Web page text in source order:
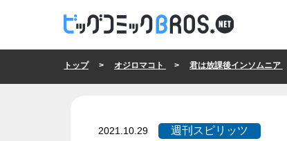
トップ> オジロマコト > 君は放課後インソムニア
週刊スピリッツ
2021.10.29